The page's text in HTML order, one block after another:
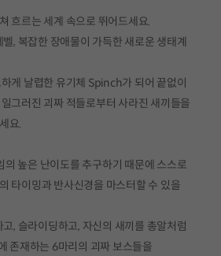
흐르는 세계 속으로 뛰어드세요.
, 복잡한 장애물이 가득한 새로운 생태계
게 날렵한 유기체 Spinch가 되어 끝없이
그러진 괴짜 적들로부터 사라진 새끼들을
요.
높은 난이도를 추구하기 때문에 스스로
타이밍과 반사신경을 마스터할 수 있을
, 슬라이딩하고, 자신의 새끼를 총알처럼
존재하는 6마리의 괴짜 보스들을